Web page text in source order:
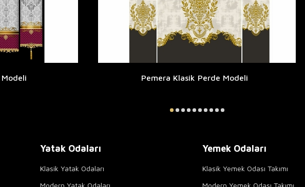
Pemera Klasik Perde Modeli
Yatak Odaları
Klasik Yatak Odaları
Modern Yatak Odaları
Yemek Odaları
Klasik Yemek Odası Takımı
Modern Yemek Odası Takımı